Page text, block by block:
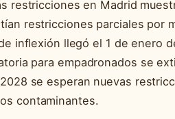
restricciones en Madrid
restricciones parciales por
inflexión llegó el 1 de enero
para empadronados se
se esperan nuevas
contaminantes.